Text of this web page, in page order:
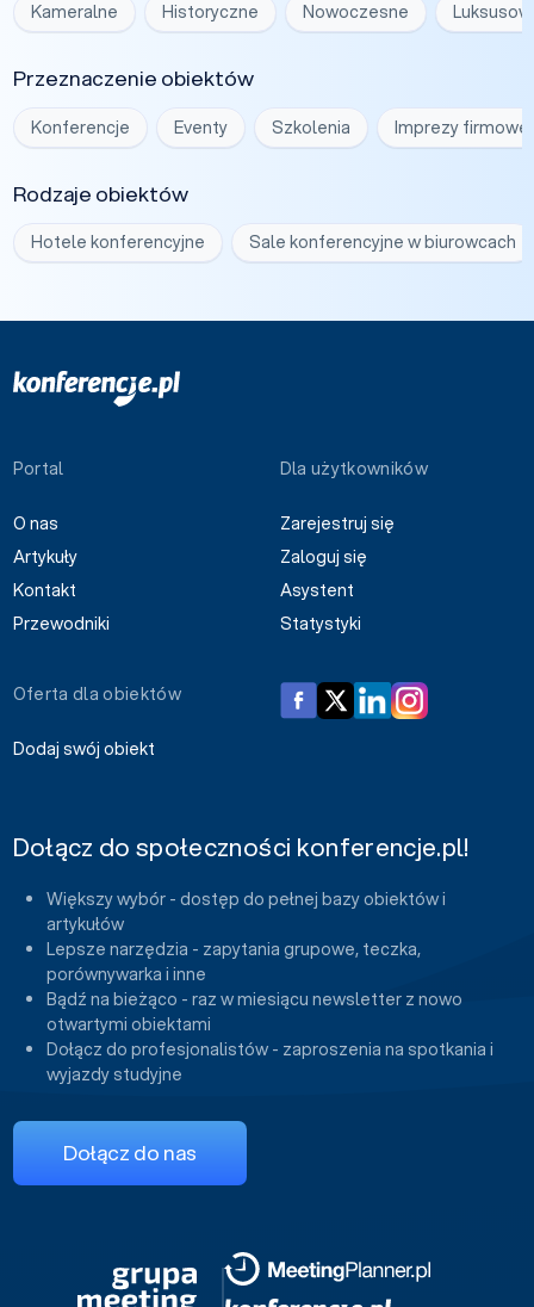
Kameralne Historyczne Nowoczesne
Przeznaczenie obiektów
Konferencje Eventy Szkolenia Imprezy firmowe
Rodzaje obiektów
Hotele konferencyjne Sale konferencyjne w biurowcach
Portal
O nas
Artykuły
Kontakt
Przewodniki
Dla użytkowników
Zarejestruj się
Zaloguj się
Asystent
Statystyki
Oferta dla obiektów
Dodaj swój obiekt
Dołącz do społeczności konferencje.pl!
Większy wybór - dostęp do pełnej bazy obiektów i
artykułów
Lepsze narzędzia - zapytania grupowe, teczka,
porównywarka i inne
Bądź na bieżąco - raz w miesiącu newsletter z nowo
otwartymi obiektami
Dołącz do profesjonalistów - zaproszenia na spotkania i
wyjazdy studyjne
Dołącz do nas